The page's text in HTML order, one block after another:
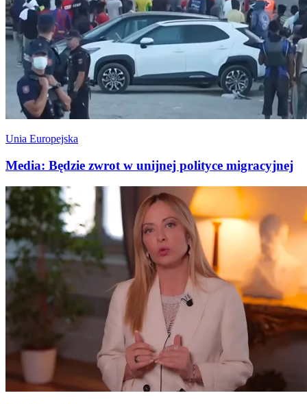
Unia Europejska
Media: Będzie zwrot w unijnej polityce migracyjnej